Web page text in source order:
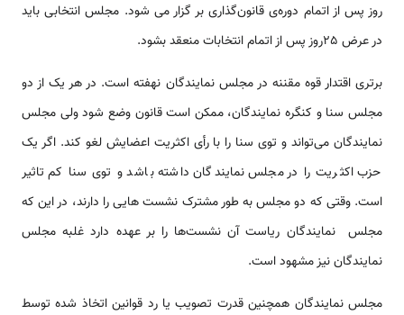
روز پس از اتمام دوره­‌ی قانون‌گذاری بر گزار می شود. مجلس انتخابی باید
در عرض ٢۵روز پس از اتمام انتخابات منعقد بشود.
برتری اقتدار قوه مقننه در مجلس نمایندگان نهفته است. در هر یک از دو
مجلس سنا و کنگره نمایندگان، ممکن است قانون وضع شود ولی مجلس
نمایندگان می‌تواند و توی سنا را با رأی اکثریت اعضایش لغو کند. اگر یک
حزب اکثریت را در مجلس نمایندگان داشته باشد و توی سنا کم تاثیر
است. وقتی که دو مجلس به طور مشترک نشست هایی را دارند، در این که
مجلس نمایندگان ریاست آن نشست‌ها را بر عهده دارد غلبه مجلس
نمایندگان نیز مشهود است.
مجلس نمایندگان همچنین قدرت تصویب یا رد قوانین اتخاذ شده توسط